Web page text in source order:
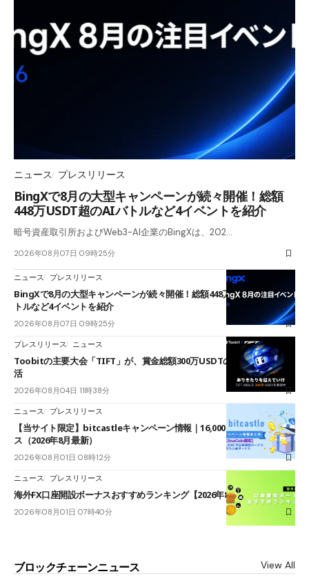
ニュース プレスリリース
BingXで8月の大型キャンペーンが続々開催！総額
448万USDT超のAIバトルなど4イベントを紹介
暗号資産取引所およびWeb3-AI企業のBingXは、202…
2026年08月07日 09時25分
ニュース プレスリリース
BingXで8月の大型キャンペーンが続々開催！総額448万USDT超のAIバ
トルなど4イベントを紹介
2026年08月07日 09時25分
プレスリリース ニュース
Toobitの主要大会「TIFT」が、賞金総額300万USDTのレースとして復
活
2026年08月04日 11時38分
ニュース プレスリリース
【当サイト限定】bitcastleキャンペーン情報｜16,000円口座開設ボーナ
ス（2026年8月最新）
2026年08月01日 08時12分
ニュース プレスリリース
海外FX口座開設ボーナスおすすめランキング【2026年8月最新】
2026年08月01日 07時40分
ブロックチェーンニュース View All